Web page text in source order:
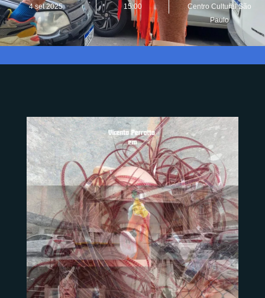
4 set 2025 15:00
Centro Cultural São
Paulo